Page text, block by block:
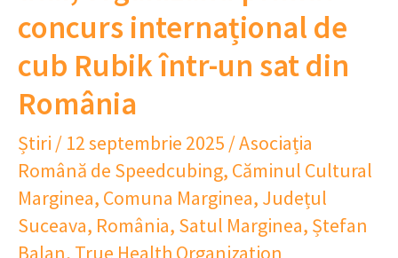
concurs internațional de
cub Rubik într-un sat din
România
Știri / 12 septembrie 2025 /Asociația
Română de Speedcubing, Căminul Cultural
Marginea, Comuna Marginea, Județul
Suceava, România, Satul Marginea, Ștefan
Balan, True Health Organization